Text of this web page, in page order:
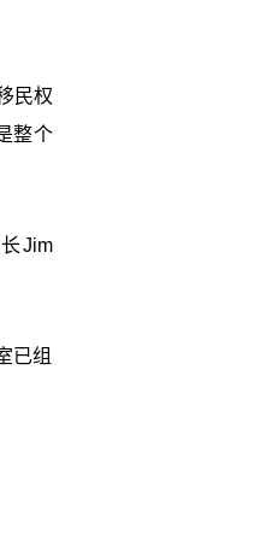
民权
整个
Jim
已组